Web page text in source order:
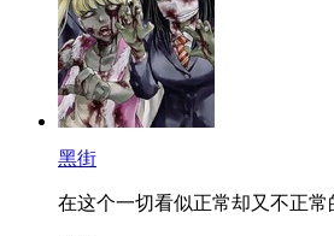
黑街
在这个一切看似正常却又不正